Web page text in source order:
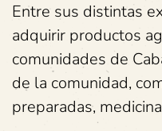
Entre sus distintas
adquirir productos
comunidades de
de la comunidad,
preparadas,